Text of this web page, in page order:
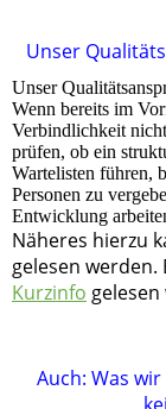
Unser
Unser
Wenn bereits im
Verbindlichkeit
prüfen, ob ein
Wartelisten führen,
Personen zu
Entwicklung
Näheres hierzu
gelesen werden.
Kurzinfo
Auch: Was